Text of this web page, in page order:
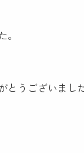
とうございまし